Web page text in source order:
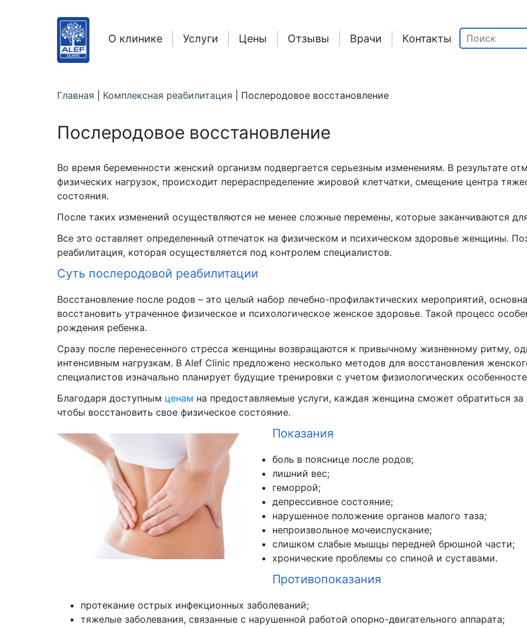
О клинике Услуги Цены Отзывы Врачи Контакты
Главная Комплексная реабилитация Послеродовое восстановление
Послеродовое восстановление
Во время беременности женский организм подвергается серьезным изменениям. В результате
физических нагрузок, происходит перераспределение жировой клетчатки, смещение центра
состояния.
После таких изменений осуществляются не менее сложные перемены, которые заканчиваются
Все это оставляет определенный отпечаток на физическом и психическом здоровье женщины.
реабилитация, которая осуществляется под контролем специалистов.
Суть послеродовой реабилитации
Восстановление после родов – это целый набор лечебно-профилактических мероприятий,
восстановить утраченное физическое и психологическое женское здоровье. Такой процесс
рождения ребенка.
Сразу после перенесенного стресса женщины возвращаются к привычному жизненному ритму,
интенсивным нагрузкам. В Alef Clinic предложено несколько методов для восстановления
специалистов изначально планирует будущие тренировки с учетом физиологических
Благодаря доступным ценам на предоставляемые услуги, каждая женщина сможет обратиться
чтобы восстановить свое физическое состояние.
Показания
боль в пояснице после родов;
лишний вес;
геморрой;
депрессивное состояние;
нарушенное положение органов малого таза;
непроизвольное мочеиспускание;
слишком слабые мышцы передней брюшной части;
хронические проблемы со спиной и суставами.
Противопоказания
протекание острых инфекционных заболеваний;
тяжелые заболевания, связанные с нарушенной работой опорно-двигательного аппарата;